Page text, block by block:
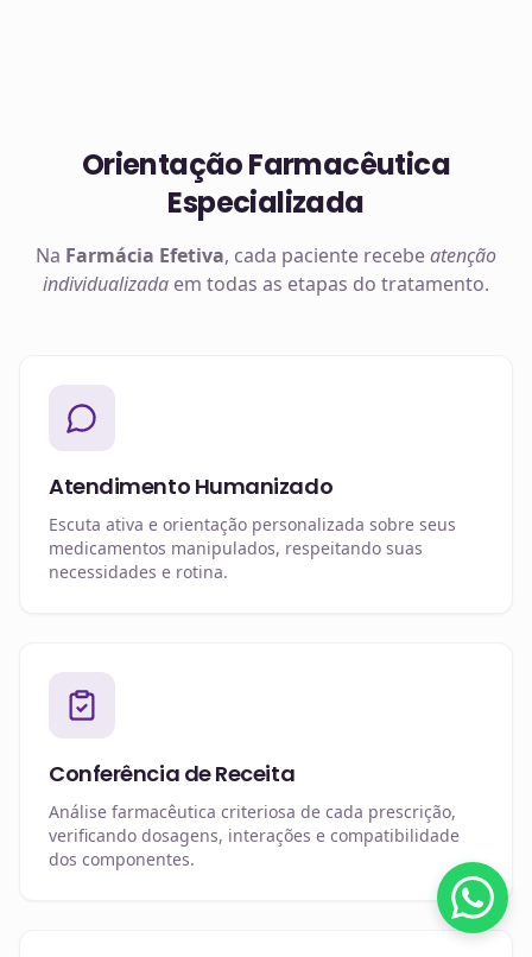
Orientação Farmacêutica
Especializada
Na Farmácia Efetiva, cada paciente recebeatenção
individualizada em todas as etapas do tratamento.
Atendimento Humanizado
Escuta ativa e orientação personalizada sobre seus
medicamentos manipulados, respeitando suas
necessidades e rotina.
Conferência de Receita
Análise farmacêutica criteriosa de cada prescrição,
verificando dosagens, interações e compatibilidade
dos componentes.